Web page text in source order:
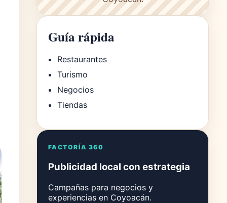
Guía rápida
Restaurantes
Turismo
Negocios
Tiendas
FACTORÍA 360
Publicidad local con estrategia
Campañas para negocios y
experiencias en Coyoacán.